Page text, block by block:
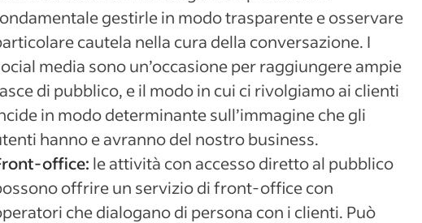
gestirle in modo trasparente e osservare
cautela nella cura della conversazione. I
media sono un’occasione per raggiungere ampie
di pubblico, e il modo in cui ci rivolgiamo ai clienti
in modo determinante sull’immagine che gli
hanno e avranno del nostro business.
office: le attività con accesso diretto al pubblico
offrire un servizio di front-office con
che dialogano di persona con i clienti. Può